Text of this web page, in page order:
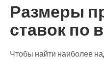
Размеры
ставок по
Чтобы найти наиболее